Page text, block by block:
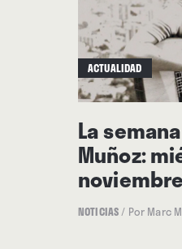
ACTUALIDAD
La
Muñoz:
NOTICIAS/ Por Marc